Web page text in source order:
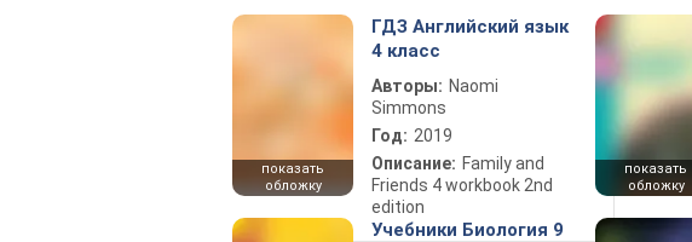
показать
обложку
ГДЗ Английский язык
4 класс
Авторы: Naomi
Simmons
Год: 2019
Описание: Family and
Friends 4 workbook 2nd
edition
показать
обложку
Учебники Биология 9